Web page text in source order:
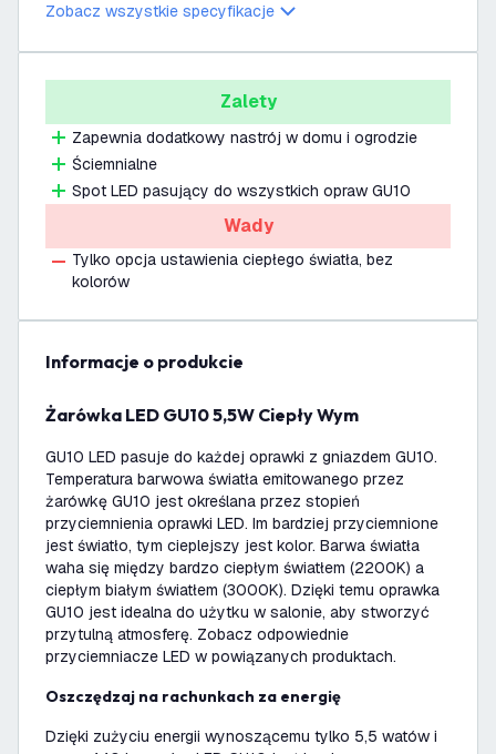
Zobacz wszystkie specyfikacje
Zalety
Zapewnia dodatkowy nastrój w domu i ogrodzie
Ściemnialne
Spot LED pasujący do wszystkich opraw GU10
Wady
Tylko opcja ustawienia ciepłego światła, bez
kolorów
informacje o produkcie
Żarówka LED GU10 5,5W Ciepły Wym
GU10 LED pasuje do każdej oprawki z gniazdem GU10.
Temperatura barwowa światła emitowanego przez
żarówkę GU10 jest określana przez stopień
przyciemnienia oprawki LED. Im bardziej przyciemnione
jest światło, tym cieplejszy jest kolor. Barwa światła
waha się między bardzo ciepłym światłem (2200K) a
ciepłym białym światłem (3000K). Dzięki temu oprawka
GU10 jest idealna do użytku w salonie, aby stworzyć
przytulną atmosferę. Zobacz odpowiednie
przyciemniacze LED w powiązanych produktach.
Oszczędzaj na rachunkach za energię
Dzięki zużyciu energii wynoszącemu tylko 5,5 watów i